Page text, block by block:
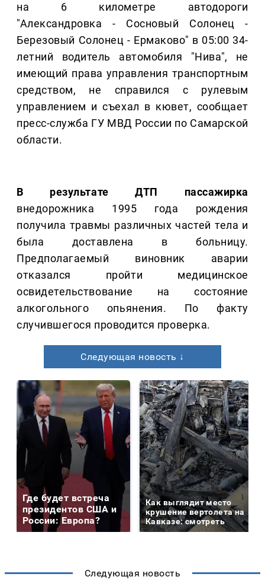
на 6 километре автодороги
"Александровка - Сосновый Солонец -
Березовый Солонец - Ермаково" в 05:00 34-
летний водитель автомобиля "Нива", не
имеющий права управления транспортным
средством, не справился с рулевым
управлением и съехал в кювет, сообщает
пресс-служба ГУ МВД России по Самарской
области.
В результате ДТП пассажирка
внедорожника 1995 года рождения
получила травмы различных частей тела и
была доставлена в больницу.
Предполагаемый виновник аварии
отказался пройти медицинское
освидетельствование на состояние
алкогольного опьянения. По факту
случившегося проводится проверка.
Следующая новость ↓
Где будет встреча
президентов США и
России: Европа?
Как выглядит место
крушение вертолета на
Кавказе: смотреть
Следующая новость